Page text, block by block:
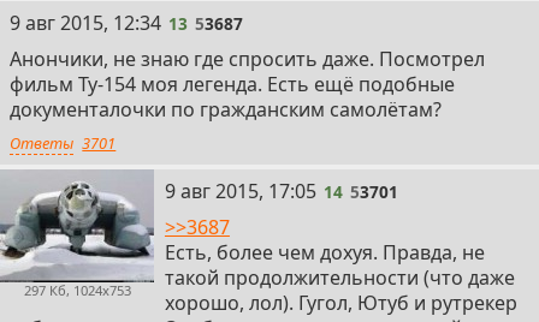
9 авг 2015, 12:34 13 53687
Анончики, не знаю где спросить даже. Посмотрел
фильм Ту-154 моя легенда. Есть ещё подобные
документалочки по гражданским самолётам?
Ответы 3701
297 Кб, 1024x753
9 авг 2015, 17:05 14 53701
>>3687
Есть, более чем дохуя. Правда, не
такой продолжительности (что даже
хорошо, лол). Гугол, Ютуб и рутрекер